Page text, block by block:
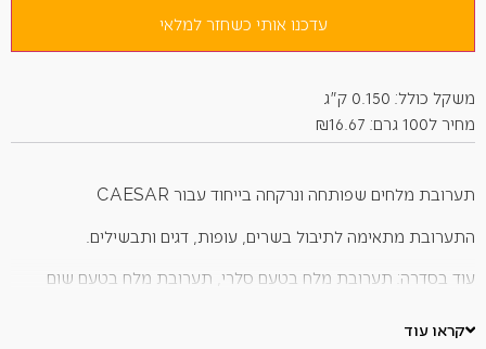
למוצר
עדכנו אותי כשחזר למלאי
משקל כולל: 0.150 ק"ג
מחיר ל100 גרם: ₪16.67
תערובת מלחים שפותחה ונרקחה בייחוד עבור CAESAR
התערובת מתאימה לתיבול בשרים, עופות, דגים ותבשילים.
עוד בסדרה: תערובת מלח בטעם סלרי, תערובת מלח בטעם שום
קראו עוד